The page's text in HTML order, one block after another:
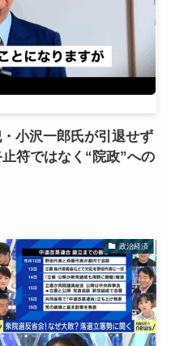
小沢一郎氏が引退せず
符ではなく“院政”への
政治経済